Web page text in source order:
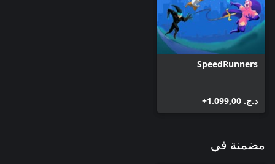
SpeedRunners
د.ج.‏ 1.099,00+
مضمنة في